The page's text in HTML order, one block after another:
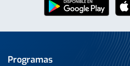
Programas